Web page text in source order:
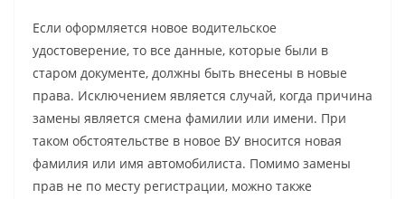
Если оформляется новое водительское
удостоверение, то все данные, которые были в
старом документе, должны быть внесены в новые
права. Исключением является случай, когда причина
замены является смена фамилии или имени. При
таком обстоятельстве в новое ВУ вносится новая
фамилия или имя автомобилиста. Помимо замены
прав не по месту регистрации, можно также